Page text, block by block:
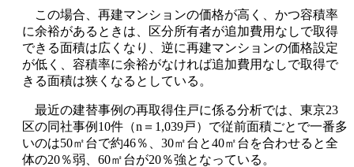
この場合、再建マンションの価格が高く、かつ容積率
に余裕があるときは、区分所有者が追加費用なしで取得
できる面積は広くなり、逆に再建マンションの価格設定
が低く、容積率に余裕がなければ追加費用なしで取得で
きる面積は狭くなるとしている。
最近の建替事例の再取得住戸に係る分析では、東京23
区の同社事例10件（n＝1,039戸）で従前面積ごとで一番多
いのは50㎡台で約46％、30㎡台と40㎡台を合わせると全
体の20％弱、60㎡台が20％強となっている。